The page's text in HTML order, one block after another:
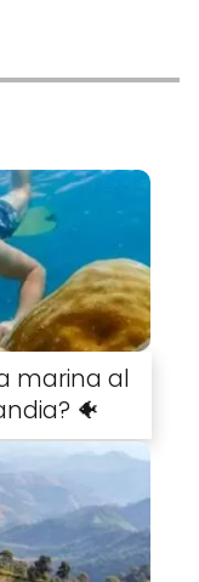
marina al
🐠